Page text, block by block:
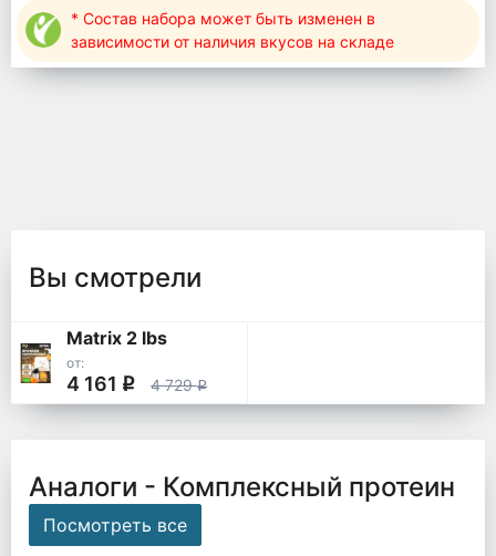
* Состав набора может быть изменен в
зависимости от наличия вкусов на складе
Вы смотрели
Matrix 2 lbs
от:
4 161 q 4 729q
Аналоги - Комплексный протеин
Посмотреть все